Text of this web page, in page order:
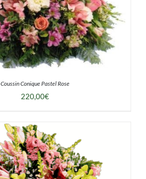
DÉTAILS
Coussin Conique Pastel Rose
220,00€